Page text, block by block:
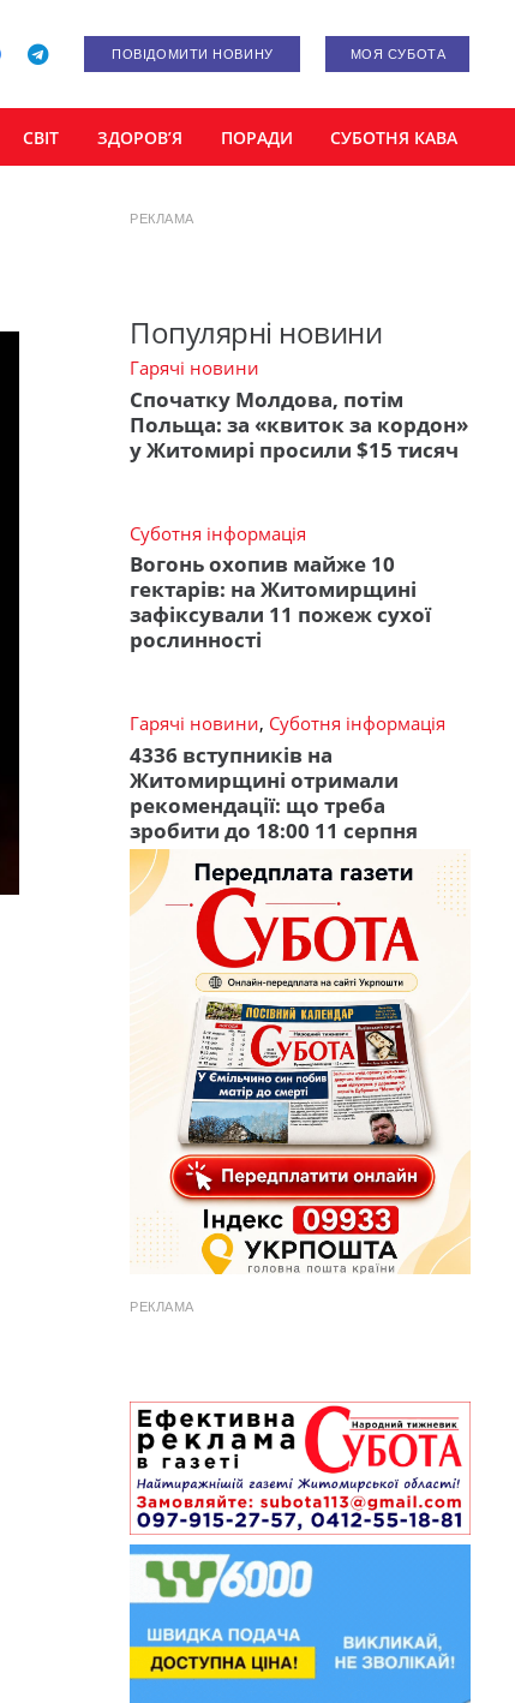
ПОВІДОМИТИ НОВИНУ МОЯ СУБОТА
СВІТ ЗДОРОВ’Я ПОРАДИ СУБОТНЯ КАВА
РЕКЛАМА
Популярні новини
Гарячі новини
Спочатку Молдова, потім
Польща: за «квиток за кордон»
у Житомирі просили $15 тисяч
Суботня інформація
Вогонь охопив майже 10
гектарів: на Житомирщині
зафіксували 11 пожеж сухої
рослинності
Гарячі новини, Суботня інформація
4336 вступників на
Житомирщині отримали
рекомендації: що треба
зробити до 18:00 11 серпня
РЕКЛАМА